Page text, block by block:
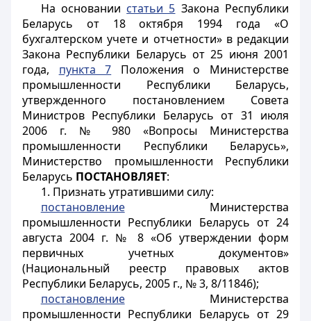
На основании статьи 5 Закона Республики
Беларусь от 18 октября 1994 года «О
бухгалтерском учете и отчетности» в редакции
Закона Республики Беларусь от 25 июня 2001
года, пункта 7 Положения о Министерстве
промышленности Республики Беларусь,
утвержденного постановлением Совета
Министров Республики Беларусь от 31 июля
2006 г. № 980 «Вопросы Министерства
промышленности Республики Беларусь»,
Министерство промышленности Республики
Беларусь ПОСТАНОВЛЯЕТ:
1. Признать утратившими силу:
постановлениеМинистерства
промышленности Республики Беларусь от 24
августа 2004 г. № 8 «Об утверждении форм
первичных учетных документов»
(Национальный реестр правовых актов
Республики Беларусь, 2005 г., № 3, 8/11846);
постановлениеМинистерства
промышленности Республики Беларусь от 29